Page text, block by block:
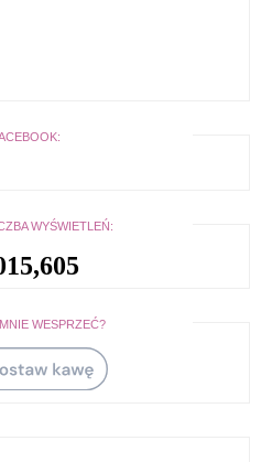
WYŚWIETLEŃ:
WESPRZEĆ?